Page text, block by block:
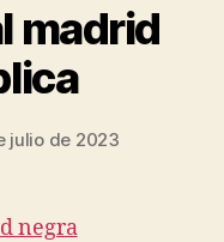
madrid
julio de 2023